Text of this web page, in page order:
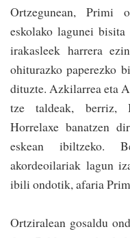
Ortzegunean, Primi
eskolako lagunei
irakasleek harrera
ohiturazko paperez­ko
dituzte. Azkilarrea eta
tze­ taldeak, berriz,
Horrelaxe bana­tzen
eskean ibil­tzeko.
akordeoilariak lagun
ibili ondotik, afaria
Ortziralean gosaldu